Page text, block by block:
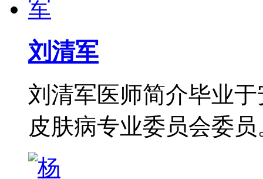
刘清军
刘清军医师简介毕业
皮肤病专业委员会委员